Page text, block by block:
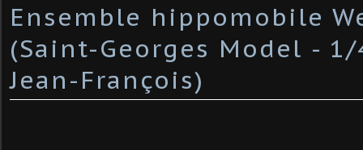
Ensemble hippomobile
(Saint-Georges Model -
Jean-François) ​